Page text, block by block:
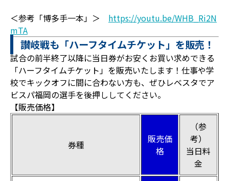
＜参考「博多手一本」＞ https://youtu.be/WHB_Ri2N
mTA
讃岐戦も「ハーフタイムチケット」を販売！
試合の前半終了以降に当日券がお安くお買い求めできる
「ハーフタイムチケット」を販売いたします！仕事や学
校でキックオフに間に合わない方も、ぜひレベスタでア
ビスパ福岡の選手を後押ししてください。
【販売価格】
券種
販売価
格
（参
考）
当日料
金